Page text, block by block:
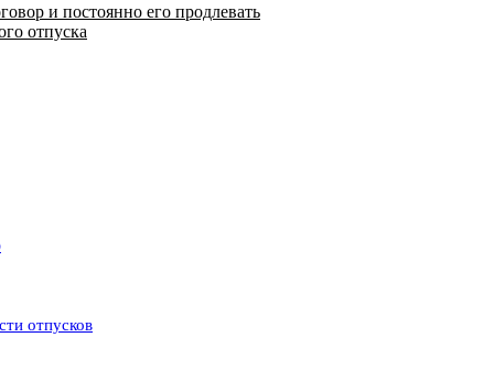
и постоянно его продлевать
отпуска
отпусков